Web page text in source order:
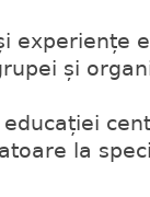
experiențe
și
la